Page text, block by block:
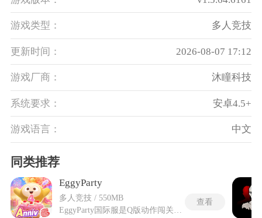
游戏类型： 多人竞技
更新时间： 2026-08-07 17:12
游戏厂商： 沐瞳科技
系统要求： 安卓4.5+
游戏语言： 中文
同类推荐
EggyParty
多人竞技 / 550MB
查看